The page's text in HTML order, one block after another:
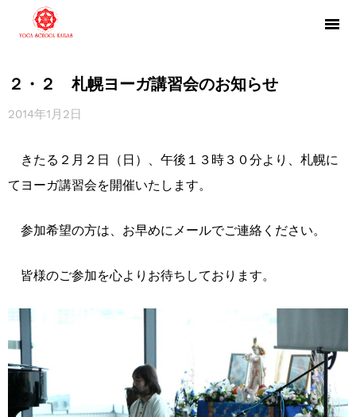
２・２ 札幌ヨーガ講習会のお知らせ
2014年1月2日
きたる２月２日（日）、午後１３時３０分より、札幌に
てヨーガ講習会を開催いたします。
参加希望の方は、お早めにメールでご連絡ください。
皆様のご参加を心よりお待ちしております。